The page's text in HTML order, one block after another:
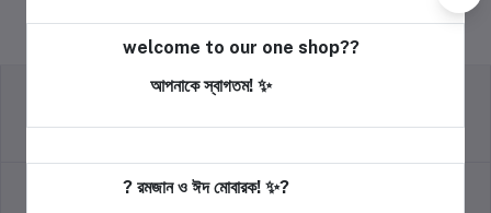
return policy
welcome to our one shop??
আপনাকে স্বাগতম! ✨
? রমজান ও ঈদ মোবারক! ✨?